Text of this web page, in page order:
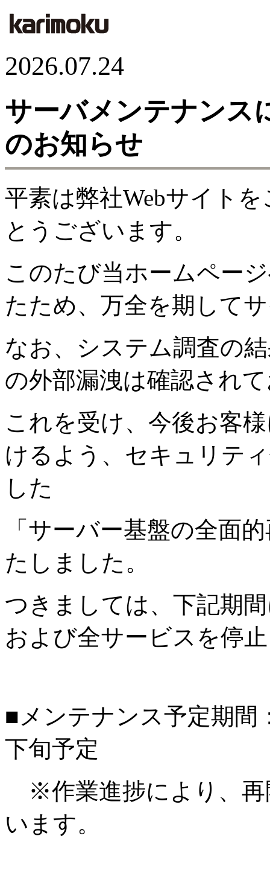
2026.07.24
サーバメンテナンス
のお知らせ
平素は弊社Webサイト
とうございます。
このたび当ホームペー
たため、万全を期して
なお、システム調査の
の外部漏洩は確認され
これを受け、今後お客
けるよう、セキュリテ
した
「サーバー基盤の全面
たしました。
つきましては、下記期
および全サービスを停
■メンテナンス予定期間
下旬予定
※作業進捗により、再
います。